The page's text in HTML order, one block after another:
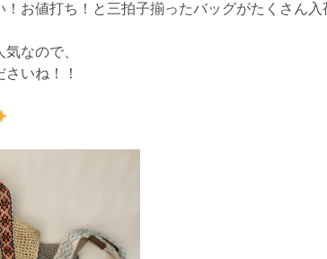
お値打ち！と三拍子揃ったバッグがたくさん入
なので、
いね！！